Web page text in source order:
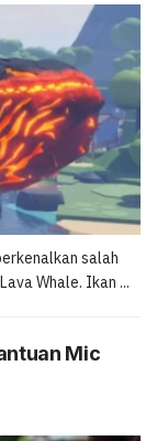
salah
Whale. Ikan ...
Mic